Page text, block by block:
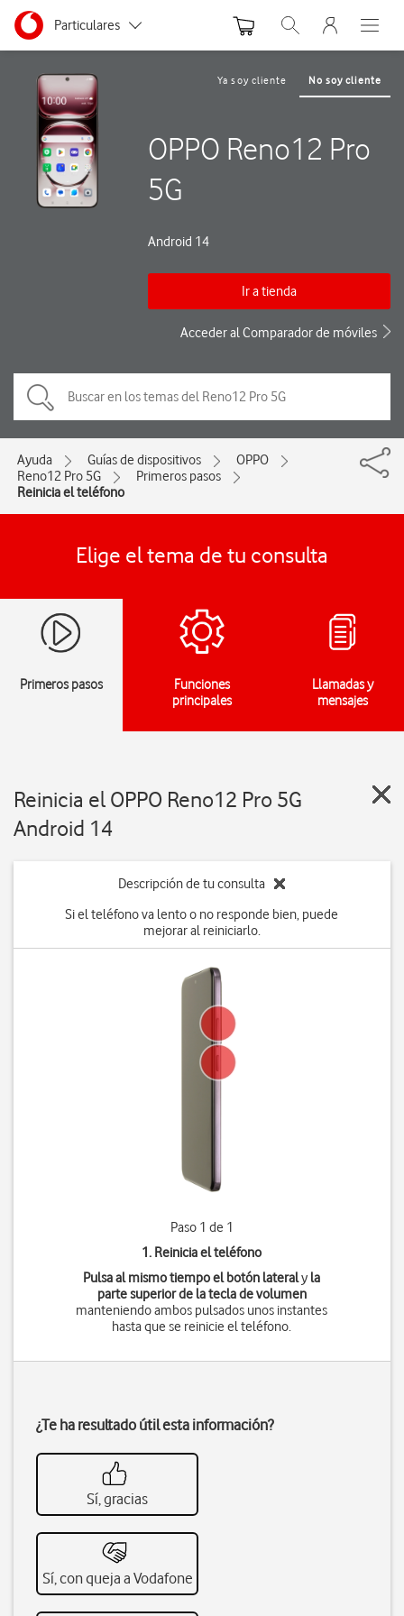
Ir a la pagina principal de vodafone.es
Menu navegación Segmento
Particulares
Autónomos
Pymes
Grandes empresas
y AA.PP.
Abrir buscador. Abre
Abre
Ya soy cliente No soy cliente
OPPO Reno12 Pro
5G
Android 14
Ir a tienda
Acceder al Comparador de móviles
Ayuda Guías de dispositivos
OPPO
Reno12 Pro 5G
Primeros pasos
Reinicia el teléfono
Elige el tema de tu consulta
Primeros pasos
Funciones
principales
Llamadas y
mensajes
Reinicia el OPPO Reno12 Pro 5G
Android 14
Descripción de tu consulta
Si el teléfono va lento o no responde bien, puede
mejorar al reiniciarlo.
Paso 1 de 1
1. Reinicia el teléfono
Pulsa al mismo tiempoel botón lateraly la
parte superior de la tecla de volumen
manteniendo ambos pulsados unos instantes
hasta que se reinicie el teléfono.
¿Te ha resultado útil esta información?
Sí, gracias
Sí, con queja a Vodafone